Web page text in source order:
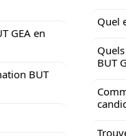
GEA en
BUT
Quel
BUT